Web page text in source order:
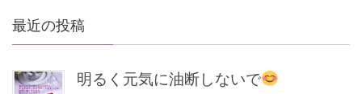
最近の投稿
明るく元気に油断しないで